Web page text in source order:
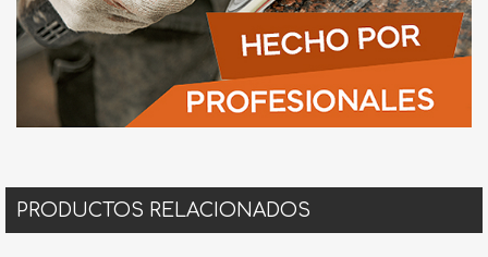
PRODUCTOS RELACIONADOS